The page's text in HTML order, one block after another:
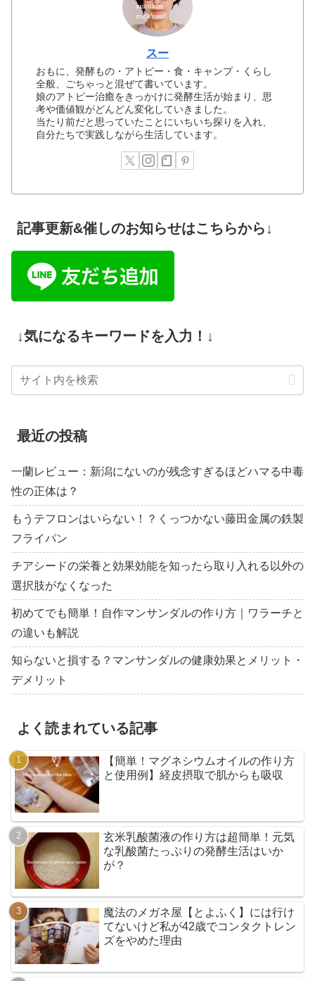
スー
おもに、発酵もの・アトピー・食・キャンプ・くらし
全般、ごちゃっと混ぜて書いています。
娘のアトピー治癒をきっかけに発酵生活が始まり、思
考や価値観がどんどん変化していきました。
当たり前だと思っていたことにいちいち探りを入れ、
自分たちで実践しながら生活しています。
記事更新&催しのお知らせはこちらから↓
↓気になるキーワードを入力！↓
最近の投稿
一蘭レビュー：新潟にないのが残念すぎるほどハマる中毒
性の正体は？
もうテフロンはいらない！？くっつかない藤田金属の鉄製
フライパン
チアシードの栄養と効果効能を知ったら取り入れる以外の
選択肢がなくなった
初めてでも簡単！自作マンサンダルの作り方｜ワラーチと
の違いも解説
知らないと損する？マンサンダルの健康効果とメリット・
デメリット
よく読まれている記事
【簡単！マグネシウムオイルの作り方
と使用例】経皮摂取で肌からも吸収
玄米乳酸菌液の作り方は超簡単！元気
な乳酸菌たっぷりの発酵生活はいか
が？
魔法のメガネ屋【とよふく】には行け
てないけど私が42歳でコンタクトレン
ズをやめた理由